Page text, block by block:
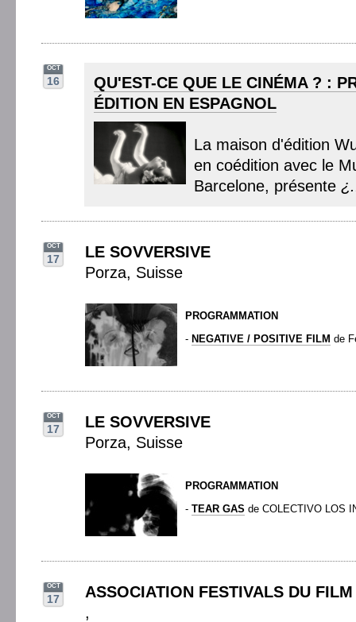
OCT
16
QU'EST-CE QUE LE CINÉMA ? :
ÉDITION EN ESPAGNOL
La maison d'édition
en coédition avec le
Barcelone, présente
OCT
17
LE SOVVERSIVE
Porza, Suisse
PROGRAMMATION
- NEGATIVE / POSITIVE FILM de
OCT
17
LE SOVVERSIVE
Porza, Suisse
PROGRAMMATION
- TEAR GAS de COLECTIVO LOS
OCT
17
ASSOCIATION FESTIVALS DU
,